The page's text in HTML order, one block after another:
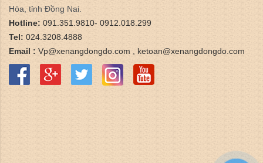
Hòa, tỉnh Đồng Nai.
Hotline: 091.351.9810- 0912.018.299
Tel: 024.3208.4888
Email : Vp@xenangdongdo.com , ketoan@xenangdongdo.com